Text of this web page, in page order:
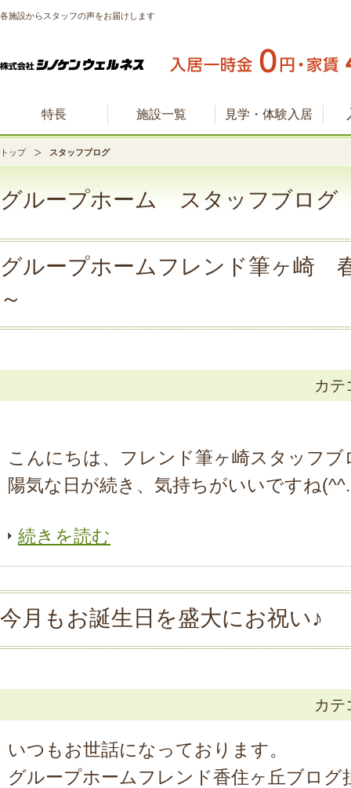
各施設からスタッフの声をお届けします
特長 施設一覧 見学・体験入居
トップ スタッフブログ
グループホーム スタッフブログ
グループホームフレンド筆ヶ崎
～
カ
こんにちは、フレンド筆ヶ崎スタッフブ
陽気な日が続き、気持ちがいいですね
続きを読む
今月もお誕生日を盛大にお祝い♪
カ
いつもお世話になっております。
グループホームフレンド香住ヶ丘ブログ